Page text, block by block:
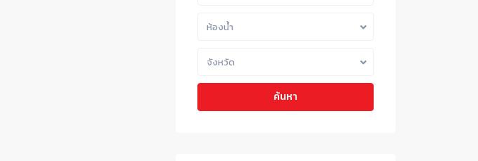
ห้องน้ำ
จังหวัด
ค้นหา